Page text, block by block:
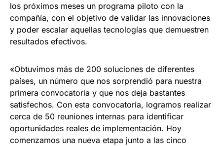
los próximos meses un programa piloto con la
compañía, con el objetivo de validar las innovaciones
y poder escalar aquellas tecnologías que demuestren
resultados efectivos.
«Obtuvimos más de 200 soluciones de diferentes
países, un número que nos sorprendió para nuestra
primera convocatoria y que nos deja bastantes
satisfechos. Con esta convocatoria, logramos realizar
cerca de 50 reuniones internas para identificar
oportunidades reales de implementación. Hoy
comenzamos una nueva etapa junto a las cinco